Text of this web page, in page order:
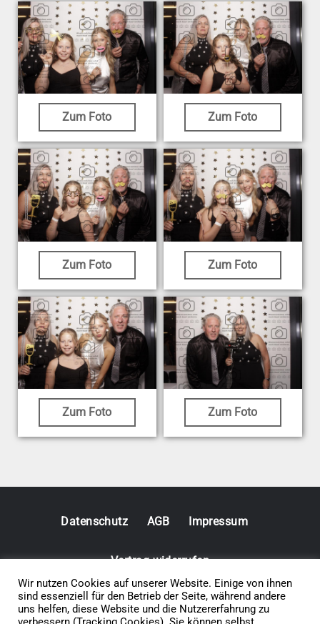
Zum Foto Zum Foto
Zum Foto Zum Foto
Zum Foto Zum Foto
© 2026 • Elephants 5
Datenschutz AGB Impressum
Vertrag widerrufen
Wir nutzen Cookies auf unserer Website. Einige von ihnen
sind essenziell für den Betrieb der Seite, während andere
uns helfen, diese Website und die Nutzererfahrung zu